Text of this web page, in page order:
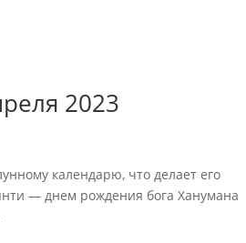
2023
календарю, что делает его
— днем рождения бога Ханумана